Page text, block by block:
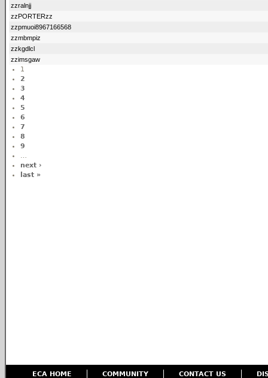
zzralnjj
zzPORTERzz
zzpmuoi8967166568
zzmbmpiz
zzkgdlcl
zzimsgaw
1
2
3
4
5
6
7
8
9
next ›
last »
ECA HOME COMMUNITY CONTACT US